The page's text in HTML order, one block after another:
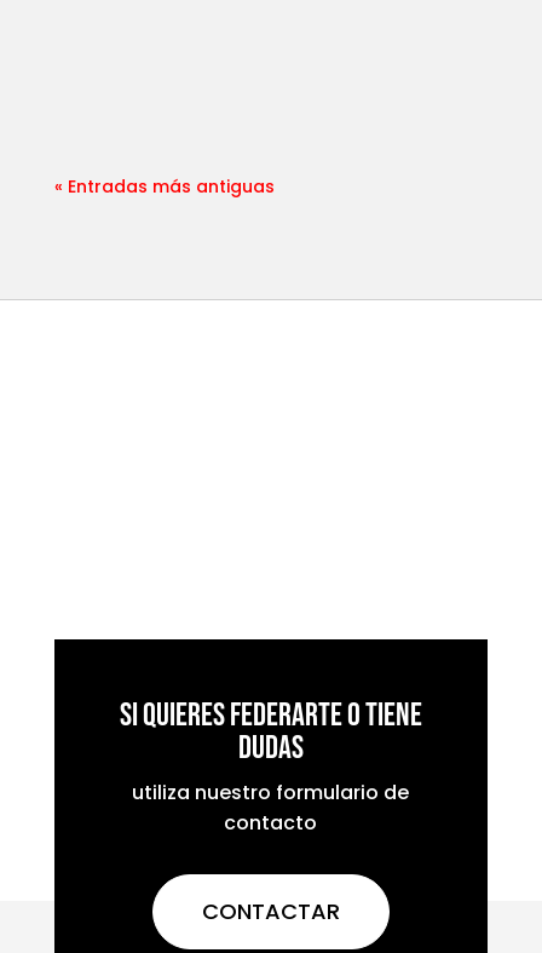
« Entradas más antiguas
Si quieres federarte o tiene
dudas
utiliza nuestro formulario de
contacto
CONTACTAR